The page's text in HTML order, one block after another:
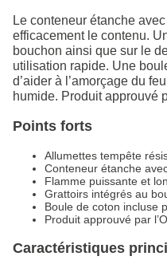
Le conteneur étanche
efficacement le contenu.
bouchon ainsi que sur le
utilisation rapide. Une
d’aider à l’amorçage du
humide. Produit approuvé
Points forts
Allumettes tempête
Conteneur étanche
Flamme puissante et
Grattoirs intégrés au
Boule de coton incluse
Produit approuvé par
Caractéristiques